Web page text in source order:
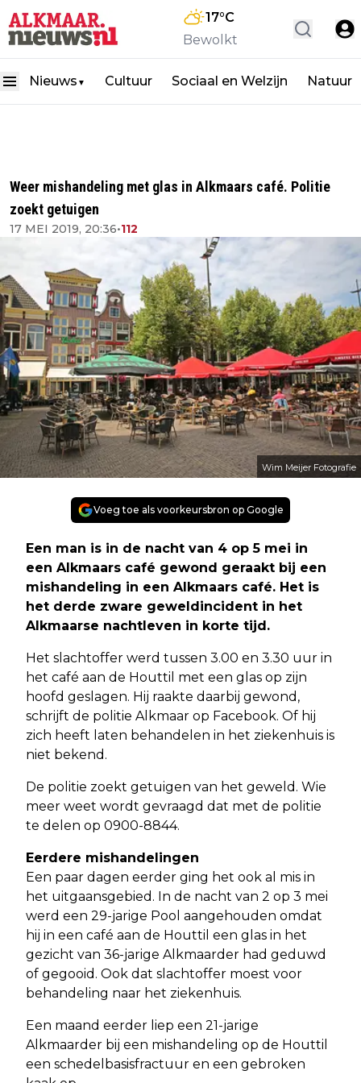
17°C
Bewolkt
Nieuws ▼ Cultuur Sociaal en Welzijn Natuur
Weer mishandeling met glas in Alkmaars café. Politie
zoekt getuigen
17 MEI 2019, 20:36•112
Wim Meijer Fotografie
Voeg toe als voorkeursbron op Google
Een man is in de nacht van 4 op 5 mei in
een Alkmaars café gewond geraakt bij een
mishandeling in een Alkmaars café. Het is
het derde zware geweldincident in het
Alkmaarse nachtleven in korte tijd.
Het slachtoffer werd tussen 3.00 en 3.30 uur in
het café aan de Houttil met een glas op zijn
hoofd geslagen. Hij raakte daarbij gewond,
schrijft de politie Alkmaar op Facebook. Of hij
zich heeft laten behandelen in het ziekenhuis is
niet bekend.
De politie zoekt getuigen van het geweld. Wie
meer weet wordt gevraagd dat met de politie
te delen op 0900-8844.
Eerdere mishandelingen
Een paar dagen eerder ging het ook al mis in
het uitgaansgebied. In de nacht van 2 op 3 mei
werd een 29-jarige Pool aangehouden omdat
hij in een café aan de Houttil een glas in het
gezicht van 36-jarige Alkmaarder had geduwd
of gegooid. Ook dat slachtoffer moest voor
behandeling naar het ziekenhuis.
Een maand eerder liep een 21-jarige
Alkmaarder bij een mishandeling op de Houttil
een schedelbasisfractuur en een gebroken